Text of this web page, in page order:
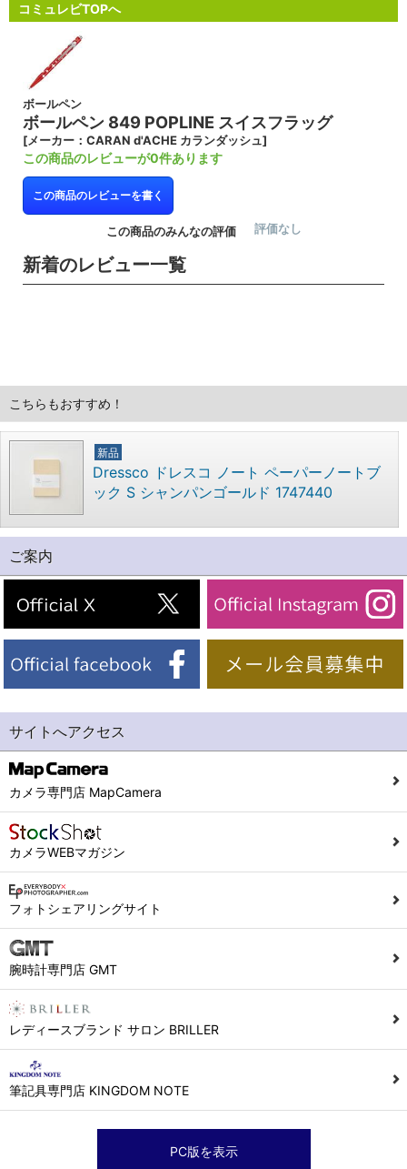
コミュレビTOPへ
ボールペン
ボールペン 849 POPLINE スイスフラッグ
[メーカー：CARAN d'ACHE カランダッシュ]
この商品のレビューが0件あります
この商品のレビューを書く
この商品のみんなの評価 評価なし
新着のレビュー一覧
こちらもおすすめ！
新品
Dressco ドレスコ ノート ペーパーノートブ
ック S シャンパンゴールド 1747440
ご案内
サイトへアクセス
カメラ専門店 MapCamera
カメラWEBマガジン
フォトシェアリングサイト
腕時計専門店 GMT
レディースブランド サロン BRILLER
筆記具専門店 KINGDOM NOTE
PC版を表示